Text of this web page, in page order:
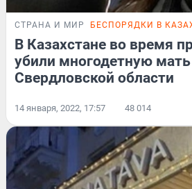
СТРАНА И МИР БЕСПОРЯДКИ В
В Казахстане во время
убили многодетную мать
Свердловской области
14 января, 2022, 17:57 48 014